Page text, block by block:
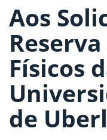
Aos
Físicos
de